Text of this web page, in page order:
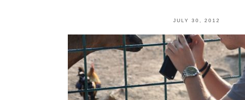
JULY 30, 2012